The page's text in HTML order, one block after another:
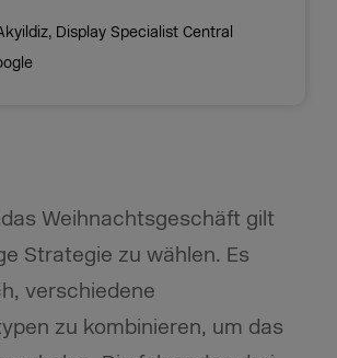
Display Specialist Central
Weihnachtsgeschäft gilt
Strategie zu wählen. Es
verschiedene
zu kombinieren, um das